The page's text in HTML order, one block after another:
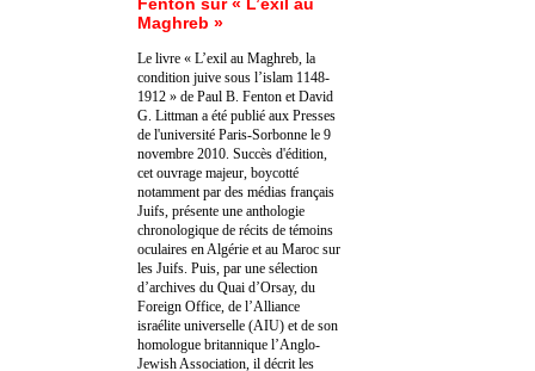
Maghreb »
Le livre « L’exil au Maghreb, la
condition juive sous l’islam 1148-
1912 » de Paul B. Fenton et David
G. Littman a été publié aux Presses
de l'université Paris-Sorbonne le 9
novembre 2010. Succès d'édition,
cet ouvrage majeur, boycotté
notamment par des médias français
Juifs, présente une anthologie
chronologique de récits de témoins
oculaires en Algérie et au Maroc sur
les Juifs. Puis, par une sélection
d’archives du Quai d’Orsay, du
Foreign Office, de l’Alliance
israélite universelle (AIU) et de son
homologue britannique l’Anglo-
Jewish Association, il décrit les